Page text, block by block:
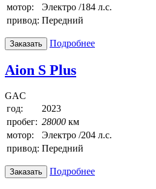
мотор:
Электро /184 л.с.
привод: Передний
Заказать Подробнее
Aion S Plus
GAC
год:
2023
пробег: 28000 км
мотор:
Электро /204 л.с.
привод: Передний
Заказать Подробнее